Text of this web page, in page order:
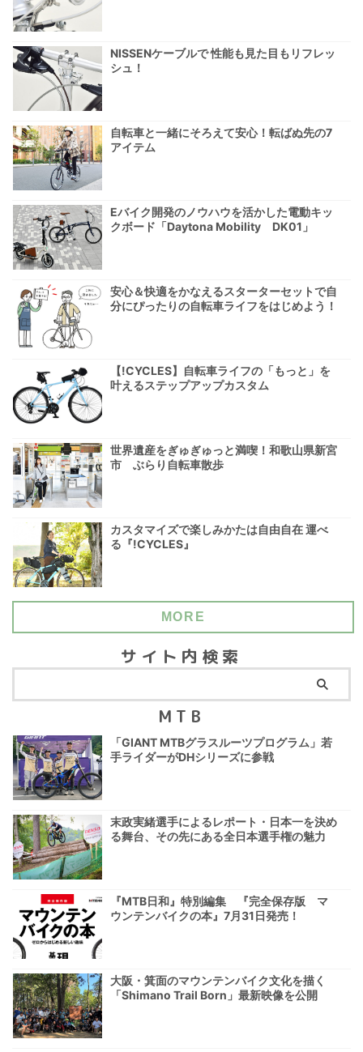
NISSENケーブルで 性能も見た目もリフレッ
シュ！
自転車と一緒にそろえて安心！転ばぬ先の7
アイテム
Eバイク開発のノウハウを活かした電動キッ
クボード「Daytona Mobility DK01」
安心＆快適をかなえるスターターセットで自
分にぴったりの自転車ライフをはじめよう！
【!CYCLES】自転車ライフの「もっと」を
叶えるステップアップカスタム
世界遺産をぎゅぎゅっと満喫！和歌山県新宮
市 ぶらり自転車散歩
カスタマイズで楽しみかたは自由自在 運べ
る『!CYCLES』
MORE
サイト内検索
MTB
「GIANT MTBグラスルーツプログラム」若
手ライダーがDHシリーズに参戦
末政実緒選手によるレポート・日本一を決め
る舞台、その先にある全日本選手権の魅力
『MTB日和』特別編集 『完全保存版 マ
ウンテンバイクの本』7月31日発売！
大阪・箕面のマウンテンバイク文化を描く
「Shimano Trail Born」最新映像を公開